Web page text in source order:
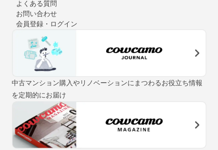
よくある質問
お問い合わせ
会員登録・ログイン
中古マンション購入やリノベーションにまつわるお役立ち情報
を定期的にお届け